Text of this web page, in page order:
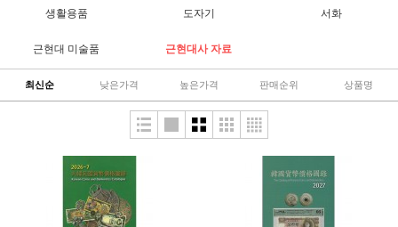
생활용품 도자기 서화
근현대 미술품 근현대사 자료
최신순 낮은가격 높은가격 판매순위 상품명